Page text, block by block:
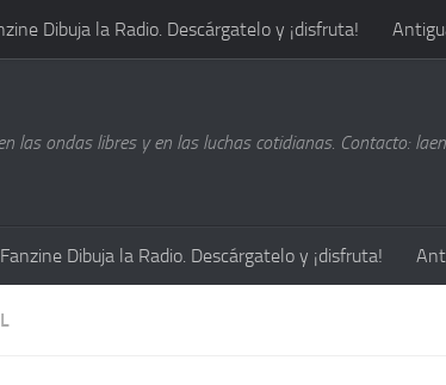
Dibuja la Radio. Descárgatelo y ¡disfruta!
las ondas libres y en las luchas cotidianas. Contacto:
Fanzine Dibuja la Radio. Descárgatelo y ¡disfruta!